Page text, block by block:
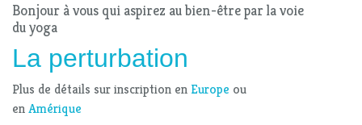
Bonjour à vous qui aspirez au bien-être par la voie
du yoga
La perturbation
Plus de détails sur inscription en Europe ou
enAmérique